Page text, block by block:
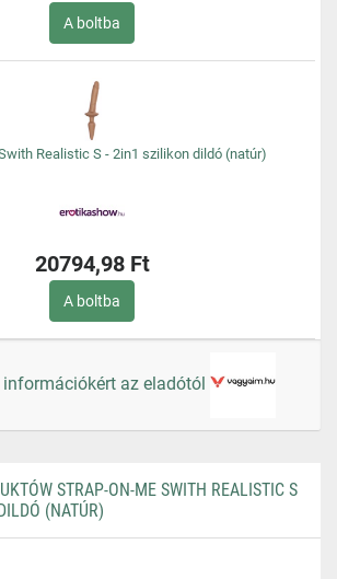
A boltba
Realistic S - 2in1 szilikon dildó (natúr)
20794,98 Ft
A boltba
információkért az eladótól
STRAP-ON-ME SWITH REALISTIC S
(NATÚR)